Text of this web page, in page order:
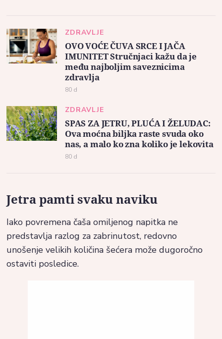
ZDRAVLJE
OVO VOĆE ČUVA SRCE I JAČA
IMUNITET Stručnjaci kažu da je
među najboljim saveznicima
zdravlja
80 d
ZDRAVLJE
SPAS ZA JETRU, PLUĆA I ŽELUDAC:
Ova moćna biljka raste svuda oko
nas, a malo ko zna koliko je lekovita
80 d
Jetra pamti svaku naviku
Iako povremena čaša omiljenog napitka ne
predstavlja razlog za zabrinutost, redovno
unošenje velikih količina šećera može dugoročno
ostaviti posledice.